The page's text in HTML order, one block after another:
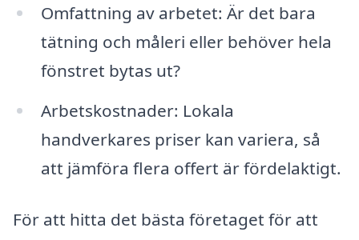
Omfattning av arbetet: Är det bara
tätning och måleri eller behöver hela
fönstret bytas ut?
Arbetskostnader: Lokala
handverkares priser kan variera, så
att jämföra flera offert är fördelaktigt.
För att hitta det bästa företaget för att